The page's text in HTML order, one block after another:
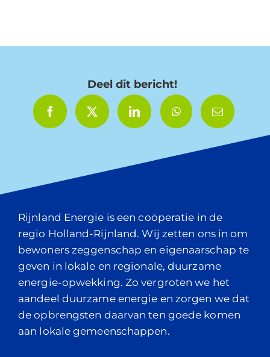
Deel dit bericht!
Rijnland Energie is een coöperatie in de
regio Holland-Rijnland. Wij zetten ons in om
bewoners zeggenschap en eigenaarschap te
geven in lokale en regionale, duurzame
energie-opwekking. Zo vergroten we het
aandeel duurzame energie en zorgen we dat
de opbrengsten daarvan ten goede komen
aan lokale gemeenschappen.